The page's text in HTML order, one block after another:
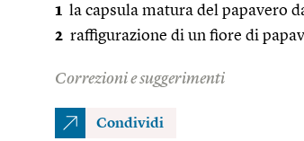
1 la capsula matura del papavero
2 raffigurazione di un fiore di
Correzioni e suggerimenti
Condividi